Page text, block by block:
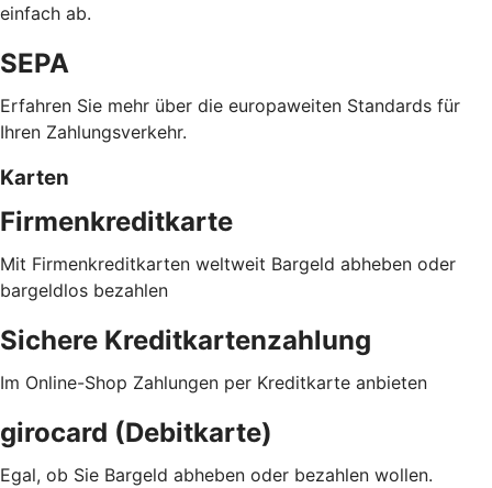
einfach ab.
SEPA
Erfahren Sie mehr über die europaweiten Standards für
Ihren Zahlungsverkehr.
Karten
Firmenkreditkarte
Mit Firmenkreditkarten weltweit Bargeld abheben oder
bargeldlos bezahlen
Sichere Kreditkartenzahlung
Im Online-Shop Zahlungen per Kreditkarte anbieten
girocard (Debitkarte)
Egal, ob Sie Bargeld abheben oder bezahlen wollen.